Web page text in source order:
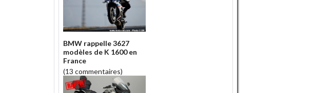
BMW rappelle 3627
modèles de K 1600 en
France
(13 commentaires)